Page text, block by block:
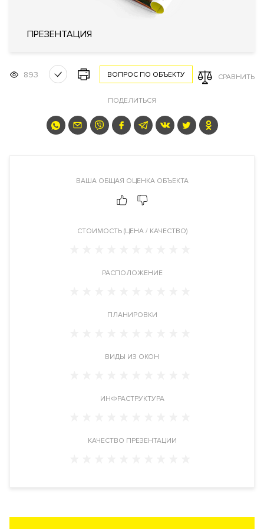
Современные
ЖК "Тессинский 1"
Панорамные окна . На верхних этажах возможно
Лобби с гостевой зоной. РядомКремль. Рядом
Приватный внутренний двор с прудом и фонтаном.
ПРЕЗЕНТАЦИЯ
893 ВОПРОС ПО ОБЪЕКТУ СРАВНИТЬ
ПОДЕЛИТЬСЯ
ВАША ОБЩАЯ ОЦЕНКА ОБЪЕКТА
CТОИМОСТЬ (ЦЕНА / КАЧЕСТВО)
РАСПОЛОЖЕНИЕ
ПЛАНИРОВКИ
ВИДЫ ИЗ ОКОН
ИНФРАСТРУКТУРА
КАЧЕСТВО ПРЕЗЕНТАЦИИ